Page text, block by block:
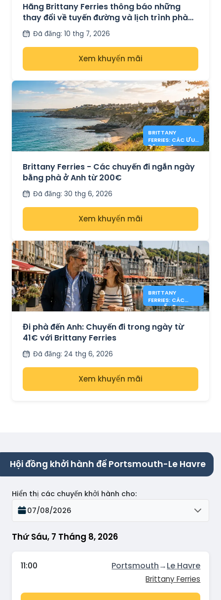
Hãng Brittany Ferries thông báo những
thay đổi về tuyến đường và lịch trình phà
từ mùa thu năm 2026.
Đã đăng: 10 thg 7, 2026
Xem khuyến mãi
BRITTANY
FERRIES: CÁC ƯU
ĐÃI DU LỊCH ANH
Brittany Ferries - Các chuyến đi ngắn ngày
bằng phà ở Anh từ 200€
Đã đăng: 30 thg 6, 2026
Xem khuyến mãi
BRITTANY
FERRIES: CÁC
CHUYẾN ĐI
ANH TỪ 41€
Đi phà đến Anh: Chuyến đi trong ngày từ
41€ với Brittany Ferries
Đã đăng: 24 thg 6, 2026
Xem khuyến mãi
Hội đồng khởi hành để Portsmouth-Le Havre
Thứ Sáu, 7 Tháng 8, 2026
Hiển thị các chuyến khởi hành cho:
07/08/2026
11:00 Portsmouth→Le Havre
Brittany Ferries